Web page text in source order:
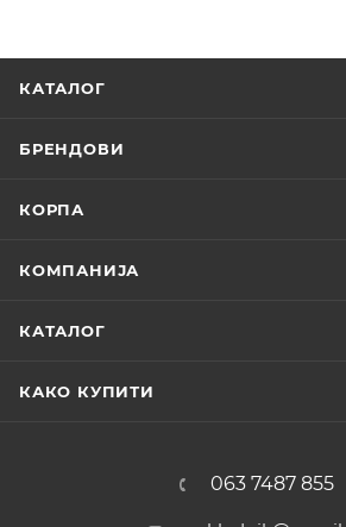
КАТАЛОГ
БРЕНДОВИ
КОРПА
КОМПАНИЈА
КАТАЛОГ
КАКО КУПИТИ
063 7487 855